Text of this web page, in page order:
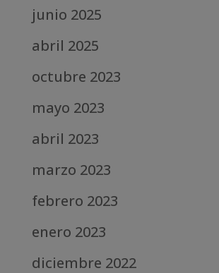
junio 2025
abril 2025
octubre 2023
mayo 2023
abril 2023
marzo 2023
febrero 2023
enero 2023
diciembre 2022